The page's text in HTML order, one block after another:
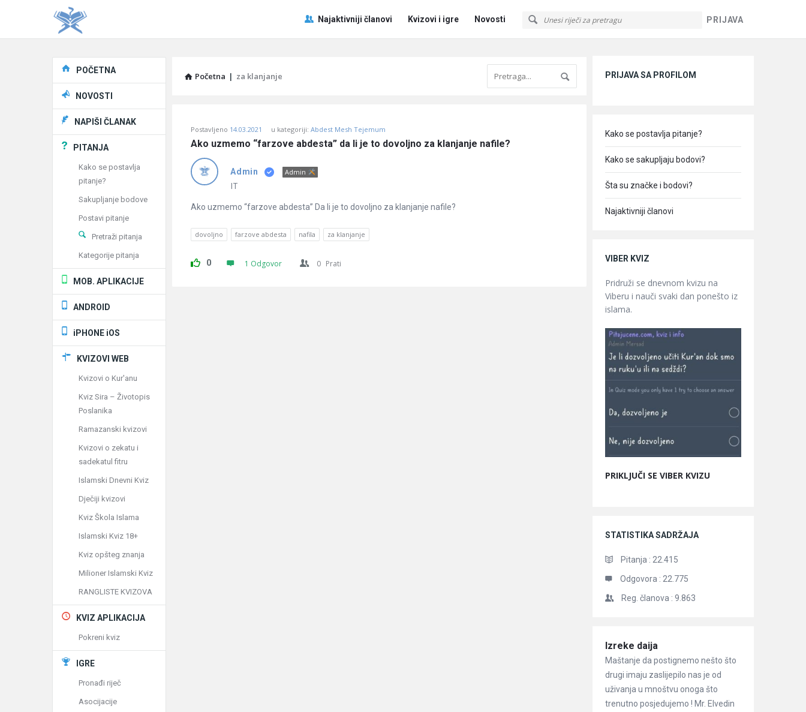
PRIJAVA
Pitaj
Učene
Najaktivniji članovi Kvizovi i igre Novosti
Početna | za klanjanje
Učene
Latest
Pitanja
Postavljeno 14.03.2021 u kategoriji: Abdest Mesh Tejemum
Ako uzmemo “farzove abdesta” da li je to dovoljno za klanjanje nafile?
Admin Admin
IT
Ako uzmemo “farzove abdesta” Da li je to dovoljno za klanjanje nafile?
dovoljno farzove abdesta nafila za klanjanje
0 1 Odgovor 0 Prati
PRIJAVA SA PROFILOM
Kako se postavlja pitanje?
Kako se sakupljaju bodovi?
Šta su značke i bodovi?
Najaktivniji članovi
VIBER KVIZ
Pridruži se dnevnom kvizu na
Viberu i nauči svaki dan ponešto iz
islama.
PRIKLJUČI SE VIBER KVIZU
STATISTIKA SADRŽAJA
Pitanja : 22.415
Odgovora : 22.775
Reg. članova : 9.863
Članci
Izreke daija
Maštanje da postignemo nešto što
drugi imaju zaslijepilo nas je od
uživanja u mnoštvu onoga što
trenutno posjedujemo ! Mr. Elvedin
Explore
POČETNA
NOVOSTI
NAPIŠI ČLANAK
PITANJA
Kako se postavlja
pitanje?
Sakupljanje bodove
Postavi pitanje
Pretraži pitanja
Kategorije pitanja
MOB. APLIKACIJE
ANDROID
iPHONE iOS
KVIZOVI WEB
Kvizovi o Kur'anu
Kviz Sira – Životopis
Poslanika
Ramazanski kvizovi
Kvizovi o zekatu i
sadekatul fitru
Islamski Dnevni Kviz
Dječiji kvizovi
Kviz Škola Islama
Islamski Kviz 18+
Kviz opšteg znanja
Milioner Islamski Kviz
RANGLISTE KVIZOVA
KVIZ APLIKACIJA
Pokreni kviz
IGRE
Pronađi riječ
Asocijacije